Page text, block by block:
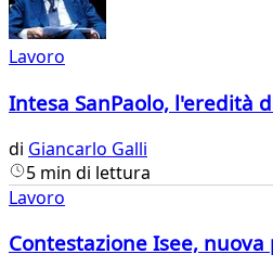
Lavoro
Intesa SanPaolo, l'eredità
di Giancarlo Galli
5 min di lettura
Lavoro
Contestazione Isee,